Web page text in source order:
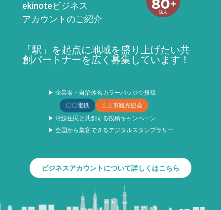
ekinoteビジネス
アカウントのご紹介
「駅」を起点に地域を盛り上げたい共
創パートナーを広く募集しています！
▶ 企業名・自治体名カラーバッジで投稿
〇〇電鉄
△△市観光協会
▶ 沿線住民と共創する投稿キャンペーン
▶ 全国から集客できるデジタルスタンプラリー
ビジネスアカウントについて詳しくはこちら